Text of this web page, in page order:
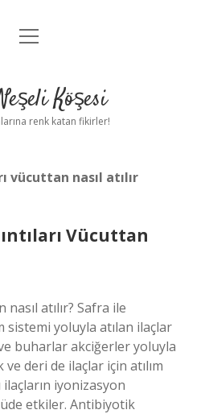
Anasayfa
Uyarı
menüyü
Köşesi
renk katan fikirler!
vücuttan nasıl atılır
Vücuttan
nasıl atılır? Safra ile
sistemi yoluyla atılan ilaçlar
ve buharlar akciğerler yoluyla
deri de ilaçlar için atılım
ilaçların iyonizasyon
etkiler. Antibiyotik